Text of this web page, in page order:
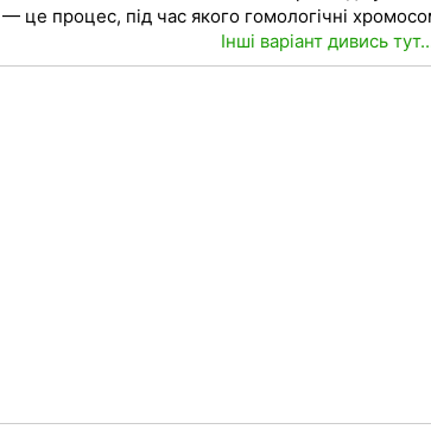
це процес, під час якого гомологічні
Інші варіант дивись